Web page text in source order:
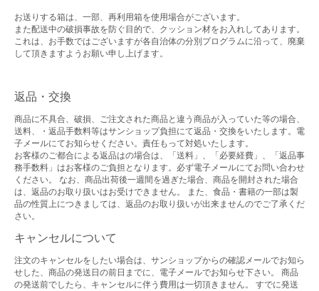
お送りする箱は、一部、再利用箱を使用場合がございます。
また配送中の破損事故を防ぐ目的で、クッション材をお入れしてあります。
これは、お手数ではございますが各自治体の分別プログラムに沿って、廃棄
して頂きますようお願い申し上げます。
返品・交換
商品に不具合、破損、ご注文された商品と違う商品が入っていた等の場合、
送料、・返品手数料等はサンショップ負担にて返品・交換をいたします。電
子メールにてお知らせください。責任もって対処いたします。
お客様のご都合による返品はの場合は、「送料」、「必要経費」、「返品事
務手数料」はお客様のご負担となります。必ず電子メールにてお問い合わせ
ください。 なお、商品出荷後一週間を過ぎた場合、商品を開封された場合
は、返品のお取り扱いはお受けできません。 また、食品・書籍の一部は製
品の性質上につきましては、返品のお取り扱いが出来ませんのでご了承くだ
さい。
キャンセルについて
注文のキャンセルをしたい場合は、サンショップからの確認メールでお知ら
せした、商品の発送日の前日までに、電子メールでお知らせ下さい。 商品
の発送前でしたら、キャンセルに伴う費用は一切頂きません。 すでに発送